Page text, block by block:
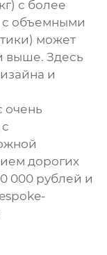
с более
объемными
может
выше. Здесь
и
очень
дорогих
000 рублей и